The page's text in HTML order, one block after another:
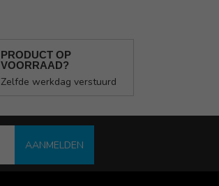
PRODUCT OP
VOORRAAD?
Zelfde werkdag verstuurd
AANMELDEN